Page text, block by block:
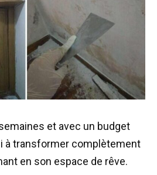
et avec un budget
à transformer complètement
en son espace de rêve.